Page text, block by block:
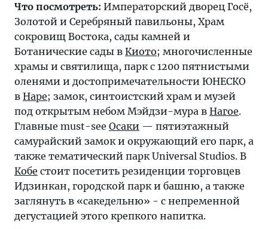
Что посмотреть: Императорский дворец Госё,
Золотой и Серебряный павильоны, Храм
сокровищ Востока, сады камней и
Ботанические сады в Киото; многочисленные
храмы и святилища, парк с 1200 пятнистыми
оленями и достопримечательности ЮНЕСКО
в Наре; замок, синтоистский храм и музей
под открытым небом Мэйдзи-мура в Нагое.
Главные must-see Осаки — пятиэтажный
самурайский замок и окружающий его парк, а
также тематический парк Universal Studios. В
Кобе стоит посетить резиденции торговцев
Идзинкан, городской парк и башню, а также
заглянуть в «сакедельню» - с непременной
дегустацией этого крепкого напитка.